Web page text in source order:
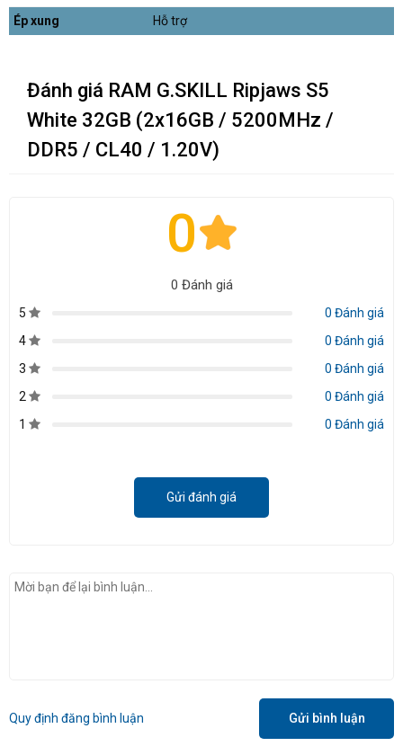
Ép xung
Hỗ trợ
Đánh giá RAM G.SKILL Ripjaws S5
White 32GB (2x16GB / 5200MHz /
DDR5 / CL40 / 1.20V)
0
0 Đánh giá
5
0 Đánh giá
4
0 Đánh giá
3
0 Đánh giá
2
0 Đánh giá
1
0 Đánh giá
Gửi đánh giá
Quy định đăng bình luận Gửi bình luận